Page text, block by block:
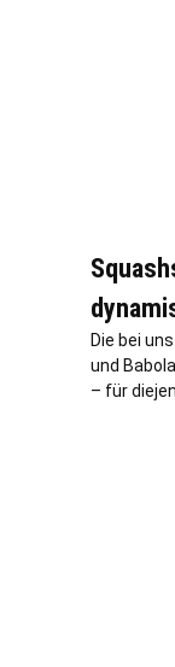
Die bei
und
– für